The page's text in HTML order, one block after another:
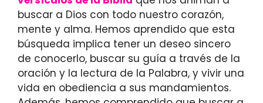
buscar a Dios con todo nuestro corazón,
mente y alma. Hemos aprendido que esta
búsqueda implica tener un deseo sincero
de conocerlo, buscar su guía a través de la
oración y la lectura de la Palabra, y vivir una
vida en obediencia a sus mandamientos.